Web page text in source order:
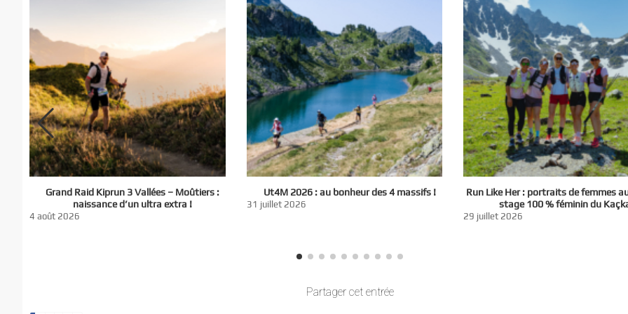
Grand Raid Kiprun 3 Vallées – Moûtiers :
naissance d’un ultra extra !
4 août 2026
Ut4M 2026 : au bonheur des 4 massifs !
31 juillet 2026
Run Like Her : portraits de femmes
stage 100 % féminin du
29 juillet 2026
Partager cet entrée